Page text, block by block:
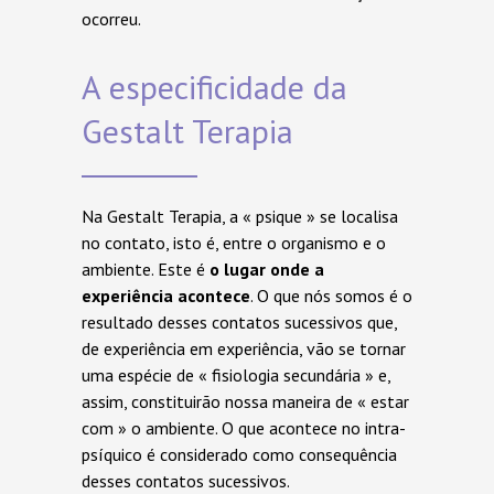
ocorreu.
A especificidade da
Gestalt Terapia
Na Gestalt Terapia, a « psique » se localisa
no contato, isto é, entre o organismo e o
ambiente. Este é o lugar onde a
experiência acontece. O que nós somos é o
resultado desses contatos sucessivos que,
de experiência em experiência, vão se tornar
uma espécie de « fisiologia secundária » e,
assim, constituirão nossa maneira de « estar
com » o ambiente. O que acontece no intra-
psíquico é considerado como consequência
desses contatos sucessivos.